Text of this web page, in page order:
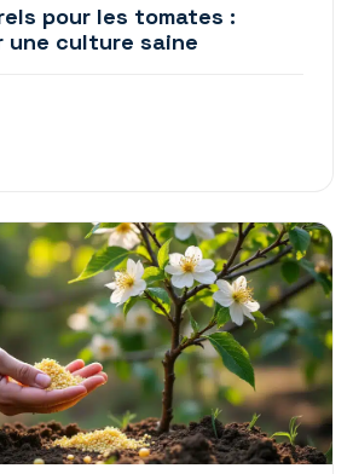
pour les tomates :
une culture saine